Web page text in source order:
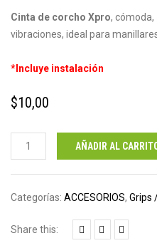
Cinta de corcho Xpro,
vibraciones, ideal para
*Incluye instalación
$10,00
Cinta
Xpro
cantidad
AÑADIR AL
Categorías: ACCESORIOS, Grips
Share this: